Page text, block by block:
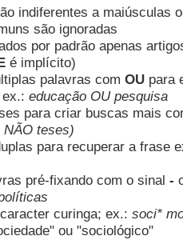
indiferentes a maiúsculas
são ignoradas
por padrão apenas
é implícito)
palavras com OU para
educação OU pesquisa
para criar buscas mais
teses)
para recuperar a frase
pré-fixando com o sinal -
curinga; ex.: soci*
ou "sociológico"